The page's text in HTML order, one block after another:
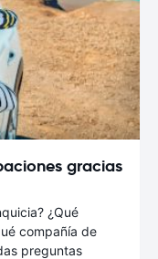
gracias
¿Qué
compañía de
preguntas